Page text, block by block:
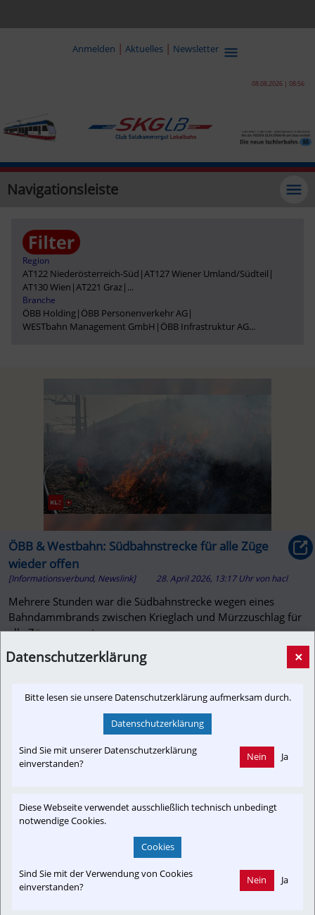
Anmelden | Aktuelles | Newsletter
08.08.2026 | 08:56
Navigationsleiste
Region
AT122 Niederösterreich-Süd |AT127 Wiener Umland/Südteil |
AT130 Wien |AT221 Graz| ...
Branche
ÖBB Holding| ÖBB Personenverkehr AG|
WESTbahn Management GmbH | ÖBB Infrastruktur AG...
ÖBB & Westbahn: Südbahnstrecke für alle Züge
wieder offen
[Informationsverbund, Newslink] 28. April 2026, 13:17 Uhr vonhacl
Mehrere Stunden war die Südbahnstrecke wegen eines
Bahndammbrands zwischen Krieglach und Mürzzuschlag für
alle Züge gesperrt.
Newslink: Klicken Sie hier um auf den externen Artikel von
Datenschutzerklärung ×
Bitte lesen sie unsere Datenschutzerklärung aufmerksam durch.
Datenschutzerklärung
Sind Sie mit unserer Datenschutzerklärung
einverstanden?
Nein Ja
Diese Webseite verwendet ausschließlich technisch unbedingt
notwendige Cookies.
Cookies
Sind Sie mit der Verwendung von Cookies
einverstanden?
Nein Ja